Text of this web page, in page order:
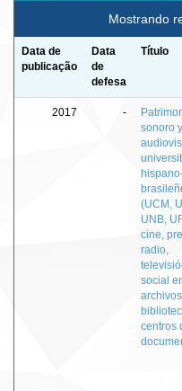
Mostrando
Data de
publicação
Data
de
defesa
Título
2017 -
sonoro y
(UCM,
UNB,
cine,
radio,
social
centros